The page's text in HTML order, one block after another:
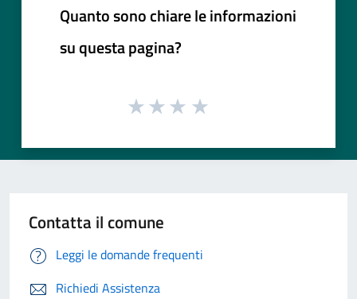
Quanto sono chiare le informazioni
su questa pagina?
Contatta il comune
Leggi le domande frequenti
Richiedi Assistenza